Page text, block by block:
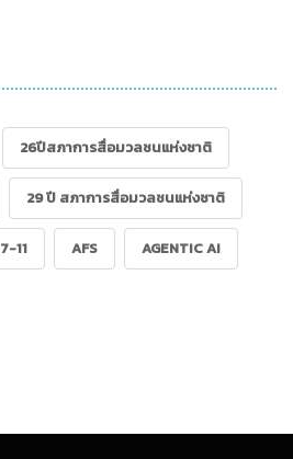
26ปีสภาการสื่อมวลชนแห่งชาติ
29 ปี สภาการสื่อมวลชนแห่งชาติ
7-11 AFS AGENTIC AI